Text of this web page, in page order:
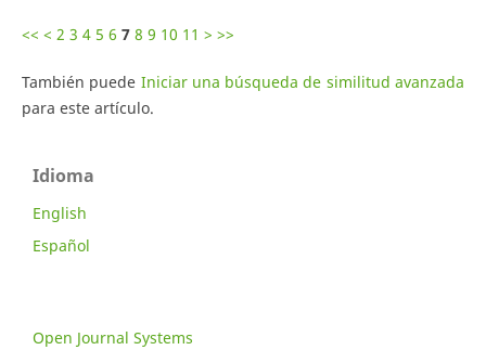
<< < 2 3 4 5 6 7 8 9 10 11 > >>
También puede Iniciar una búsqueda de similitud avanzada
para este artículo.
Idioma
English
Español
Open Journal Systems